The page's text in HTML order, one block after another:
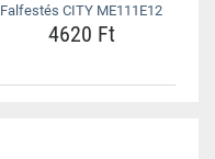
Falfestés CITY ME111E12
4620 Ft